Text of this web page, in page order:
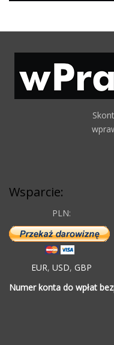
Wsparcie:
PLN:
EUR, USD, GBP
Numer konta do wpłat